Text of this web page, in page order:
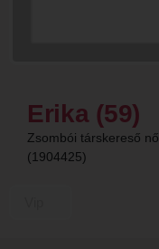
Erika (59)
Zsombói társkereső nő
(1904425)